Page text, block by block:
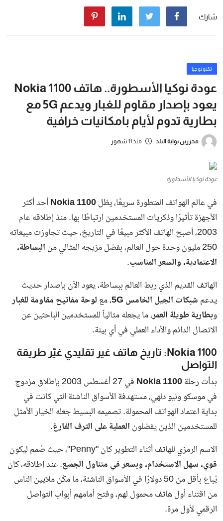
شارك
تكنولوجيا
عودة نوكيا الأسطورة.. هاتف Nokia 1100
يعود بإصدار مقاوم للغبار ويدعم 5G مع
بطارية تدوم لأيام بامكانيات خرافية
محررين بوابة البلد منذ 11 شهور
عودة نوكيا الأسطورة
في عالم الهواتف المتطورة سريعًا، يظلNokia 1100أحد أكثر
الأجهزة تأثيرًا وذكريات المستخدمين ارتباطًا بها. منذ إطلاقه عام
2003، أصبح الهاتف الأكثر مبيعًا في التاريخ، حيث تجاوزت مبيعاته
250 مليون وحدة حول العالم، بفضل مزيجه المثالي من
البساطة،
الاعتمادية، والسعر المناسب.
الهاتف القديم الذي ربط العالم ببساطة، يعود الآن بإصدار حديث
يدعم شبكات الجيل الخامس 5G ، مع لوحة مفاتيح مقاومة للغبار
وبطارية طويلة العمر، ما يجعله مثالياً للمستخدمين الباحثين عن
الاتصال الدائم والأداء العملي في أي بيئة.
Nokia 1100: تاريخ هاتف غير تقليدي غيّر طريقة
التواصل
بدأت رحلةNokia 1100
في 27 أغسطس 2003 بإطلاق مزدوج
في موسكو ونيو دلهي، مستهدفة الأسواق الناشئة التي كانت في
بداية اعتماد الهواتف المحمولة. تصميمه البسيط جعله الخيار الأمثل
للمستخدمين الذين يفضلون العملية على الترف الفارغ.
الاسم الرمزي للهاتف أثناء التطوير كان "Penny"، حيث صُمم ليكون
قوي، سهل الاستخدام، وبسعر في متناول الجميع. عند إطلاقه، كان
يُباع بأقل من 50 دولارًا في الأسواق الناشئة، ما مكّن ملايين الناس
من اقتناء أول هاتف محمول لهم، وفتح أمامهم أبواب التواصل
الرقمي لأول مرة.